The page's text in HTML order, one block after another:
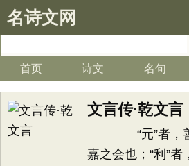
名诗文网
首页 诗文 名句
文言传·乾文言
“元”者，善之
嘉之会也；“利”者